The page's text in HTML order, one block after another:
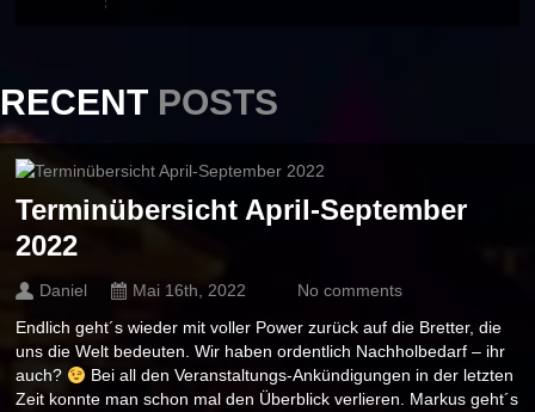
RECENT POSTS
Terminübersicht April-September
2022
Daniel Mai 16th, 2022
No comments
Endlich geht´s wieder mit voller Power zurück auf die Bretter, die
uns die Welt bedeuten. Wir haben ordentlich Nachholbedarf – ihr
auch?
Bei all den Veranstaltungs-Ankündigungen in der letzten
Zeit konnte man schon mal den Überblick verlieren. Markus geht´s